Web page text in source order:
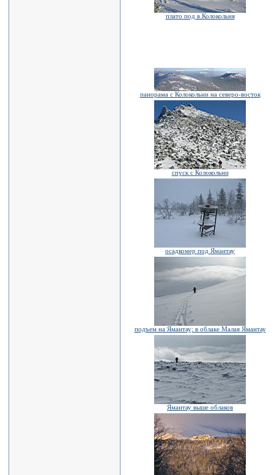
плато под в.Колокольня
панорама с Колокольни на северо-восток
спуск с Колокольни
осадкомер под Ямантау
подъем на Ямантау; в облаке Малая Ямантау
Ямантау выше облаков